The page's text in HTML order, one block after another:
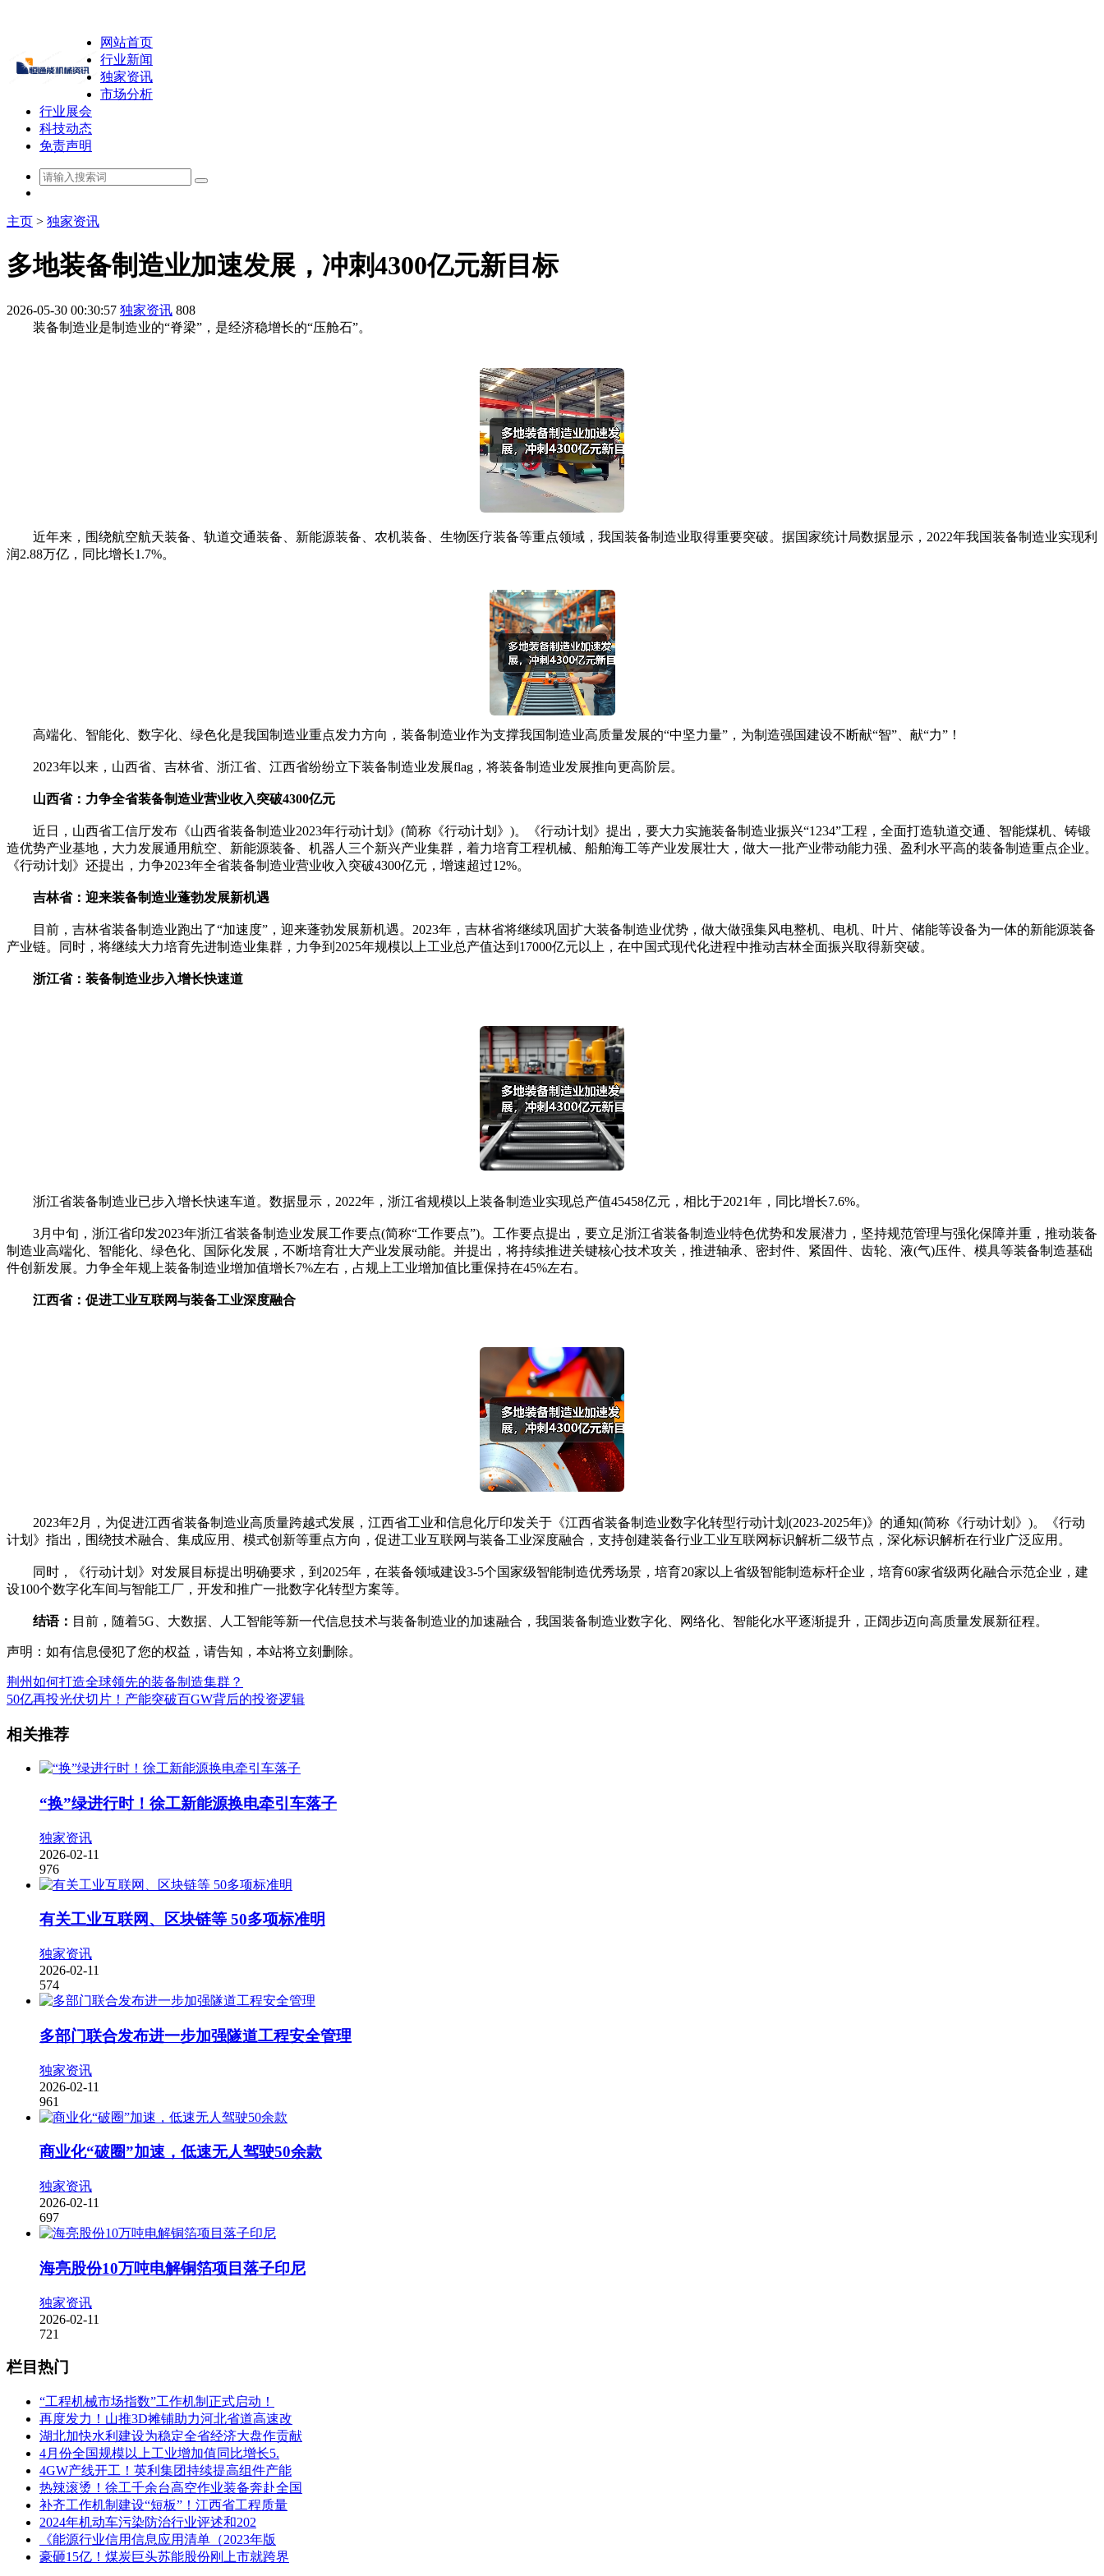
网站首页
行业新闻
独家资讯
市场分析
行业展会
科技动态
免责声明
主页 > 独家资讯
多地装备制造业加速发展，冲刺4300亿元新目标
2026-05-30 00:30:57 独家资讯 808
装备制造业是制造业的“脊梁”，是经济稳增长的“压舱石”。
近年来，围绕航空航天装备、轨道交通装备、新能源装备、农机装备、生物医疗装备等重点领域，我国装备制造业取得重要突破。据国家统计局数据显示，2022年我国装备制造业实现利
润2.88万亿，同比增长1.7%。
高端化、智能化、数字化、绿色化是我国制造业重点发力方向，装备制造业作为支撑我国制造业高质量发展的“中坚力量”，为制造强国建设不断献“智”、献“力”！
2023年以来，山西省、吉林省、浙江省、江西省纷纷立下装备制造业发展flag，将装备制造业发展推向更高阶层。
山西省：力争全省装备制造业营业收入突破4300亿元
近日，山西省工信厅发布《山西省装备制造业2023年行动计划》(简称《行动计划》)。《行动计划》提出，要大力实施装备制造业振兴“1234”工程，全面打造轨道交通、智能煤机、铸锻
造优势产业基地，大力发展通用航空、新能源装备、机器人三个新兴产业集群，着力培育工程机械、船舶海工等产业发展壮大，做大一批产业带动能力强、盈利水平高的装备制造重点企业。
《行动计划》还提出，力争2023年全省装备制造业营业收入突破4300亿元，增速超过12%。
吉林省：迎来装备制造业蓬勃发展新机遇
目前，吉林省装备制造业跑出了“加速度”，迎来蓬勃发展新机遇。2023年，吉林省将继续巩固扩大装备制造业优势，做大做强集风电整机、电机、叶片、储能等设备为一体的新能源装备
产业链。同时，将继续大力培育先进制造业集群，力争到2025年规模以上工业总产值达到17000亿元以上，在中国式现代化进程中推动吉林全面振兴取得新突破。
浙江省：装备制造业步入增长快速道
浙江省装备制造业已步入增长快速车道。数据显示，2022年，浙江省规模以上装备制造业实现总产值45458亿元，相比于2021年，同比增长7.6%。
3月中旬，浙江省印发2023年浙江省装备制造业发展工作要点(简称“工作要点”)。工作要点提出，要立足浙江省装备制造业特色优势和发展潜力，坚持规范管理与强化保障并重，推动装备
制造业高端化、智能化、绿色化、国际化发展，不断培育壮大产业发展动能。并提出，将持续推进关键核心技术攻关，推进轴承、密封件、紧固件、齿轮、液(气)压件、模具等装备制造基础
件创新发展。力争全年规上装备制造业增加值增长7%左右，占规上工业增加值比重保持在45%左右。
江西省：促进工业互联网与装备工业深度融合
2023年2月，为促进江西省装备制造业高质量跨越式发展，江西省工业和信息化厅印发关于《江西省装备制造业数字化转型行动计划(2023-2025年)》的通知(简称《行动计划》)。《行动
计划》指出，围绕技术融合、集成应用、模式创新等重点方向，促进工业互联网与装备工业深度融合，支持创建装备行业工业互联网标识解析二级节点，深化标识解析在行业广泛应用。
同时，《行动计划》对发展目标提出明确要求，到2025年，在装备领域建设3-5个国家级智能制造优秀场景，培育20家以上省级智能制造标杆企业，培育60家省级两化融合示范企业，建
设100个数字化车间与智能工厂，开发和推广一批数字化转型方案等。
结语： 目前，随着5G、大数据、人工智能等新一代信息技术与装备制造业的加速融合，我国装备制造业数字化、网络化、智能化水平逐渐提升，正阔步迈向高质量发展新征程。
声明：如有信息侵犯了您的权益，请告知，本站将立刻删除。
荆州如何打造全球领先的装备制造集群？
50亿再投光伏切片！产能突破百GW背后的投资逻辑
相关推荐
“换”绿进行时！徐工新能源换电牵引车落子
独家资讯
2026-02-11
976
有关工业互联网、区块链等 50多项标准明
独家资讯
2026-02-11
574
多部门联合发布进一步加强隧道工程安全管理
独家资讯
2026-02-11
961
商业化“破圈”加速，低速无人驾驶50余款
独家资讯
2026-02-11
697
海亮股份10万吨电解铜箔项目落子印尼
独家资讯
2026-02-11
721
栏目热门
“工程机械市场指数”工作机制正式启动！
再度发力！山推3D摊铺助力河北省道高速改
湖北加快水利建设为稳定全省经济大盘作贡献
4月份全国规模以上工业增加值同比增长5.
4GW产线开工！英利集团持续提高组件产能
热辣滚烫！徐工千余台高空作业装备奔赴全国
补齐工作机制建设“短板”！江西省工程质量
2024年机动车污染防治行业评述和202
《能源行业信用信息应用清单（2023年版
豪砸15亿！煤炭巨头苏能股份刚上市就跨界